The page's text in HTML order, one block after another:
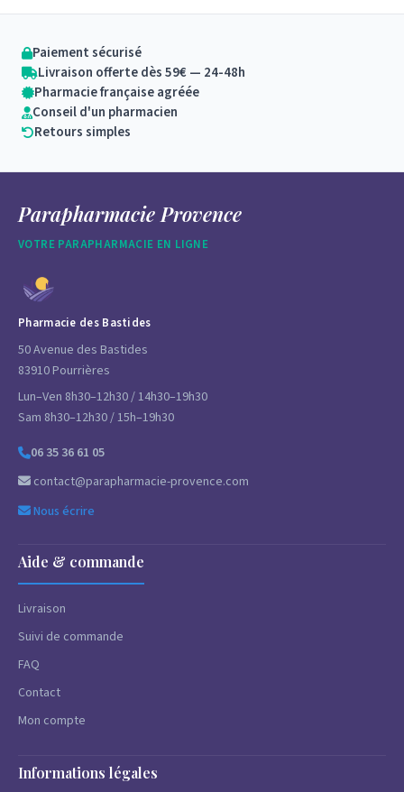
Paiement sécurisé
Livraison offerte dès 59€ — 24-48h
Pharmacie française agréée
Conseil d'un pharmacien
Retours simples
Parapharmacie Provence
VOTRE PARAPHARMACIE EN LIGNE
Pharmacie des Bastides
50 Avenue des Bastides
83910 Pourrières
Lun–Ven 8h30–12h30 / 14h30–19h30
Sam 8h30–12h30 / 15h–19h30
06 35 36 61 05
contact@parapharmacie-provence.com
Nous écrire
Aide & commande
Livraison
Suivi de commande
FAQ
Contact
Mon compte
Informations légales